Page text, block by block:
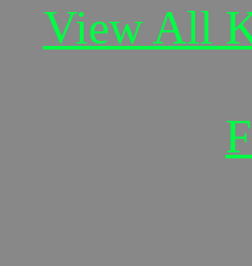
View All